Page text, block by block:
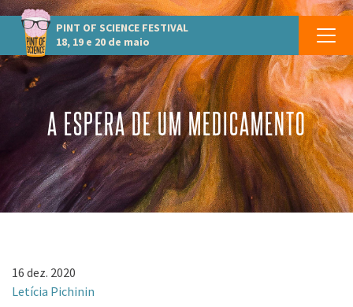
PINT OF SCIENCE FESTIVAL
18, 19 e 20 de maio
A ESPERA DE UM MEDICAMENTO
16 dez. 2020
Letícia Pichinin